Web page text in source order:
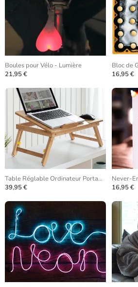
Boules pour Vélo - Lumière
21,95 €
16,95 €
Table Réglable Ordinateur Portable Bambou
39,95 €
Never-
16,95 €